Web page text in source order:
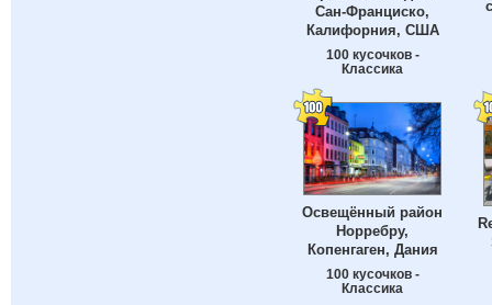
Сан-Франциско,
Калифорния, США
100 кусочков -
Классика
Освещённый район
Норребру,
Копенгаген, Дания
100 кусочков -
Классика